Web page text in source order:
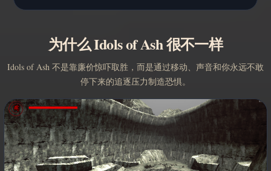
为什么 Idols of Ash 很不一样
Idols of Ash 不是靠廉价惊吓取胜，而是通过移动、声音和你永远不敢
停下来的追逐压力制造恐惧。